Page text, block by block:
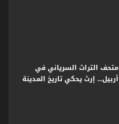
متحف التراث السرياني في
أربيل… إرث يحكي تاريخ المدينة